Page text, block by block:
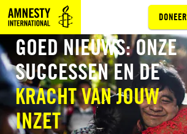
Sla navigatie over
DONEER
GOED NIEUWS: ONZE
SUCCESSEN EN DE
KRACHT VAN JOUW
INZET